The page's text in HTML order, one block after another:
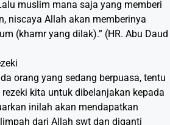
muslim mana saja yang memberi
niscaya Allah akan memberinya
(khamr yang dilak).” (HR. Abu Daud
orang yang sedang berpuasa, tentu
kita untuk dibelanjakan kepada
inilah akan mendapatkan
dari Allah swt dan diganti